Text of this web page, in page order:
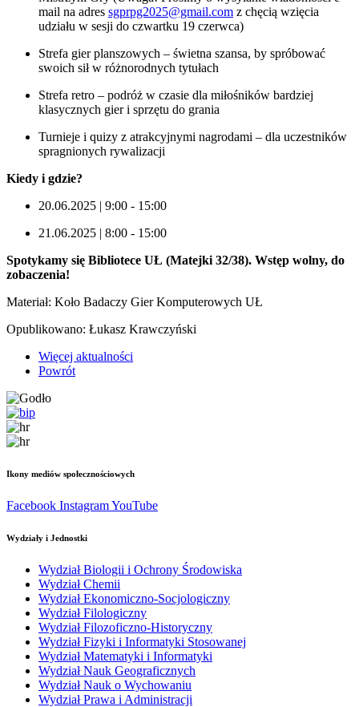
mail na adres sgprpg2025@gmail.com z chęcią wzięcia
udziału w sesji do czwartku 19 czerwca)
Strefa gier planszowych – świetna szansa, by spróbować
swoich sił w różnorodnych tytułach
Strefa retro – podróż w czasie dla miłośników bardziej
klasycznych gier i sprzętu do grania
Turnieje i quizy z atrakcyjnymi nagrodami – dla uczestników
spragnionych rywalizacji
Kiedy i gdzie?
20.06.2025 | 9:00 - 15:00
21.06.2025 | 8:00 - 15:00
Spotykamy się Bibliotece UŁ (Matejki 32/38). Wstęp wolny, do
zobaczenia!
Materiał: Koło Badaczy Gier Komputerowych UŁ
Opublikowano: Łukasz Krawczyński
Więcej aktualności
Powrót
Ikony mediów społecznościowych
Facebook InstagramYouTube
Wydziały i Jednostki
Wydział Biologii i Ochrony Środowiska
Wydział Chemii
Wydział Ekonomiczno-Socjologiczny
Wydział Filologiczny
Wydział Filozoficzno-Historyczny
Wydział Fizyki i Informatyki Stosowanej
Wydział Matematyki i Informatyki
Wydział Nauk Geograficznych
Wydział Nauk o Wychowaniu
Wydział Prawa i Administracji